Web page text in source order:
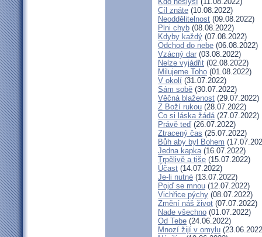
Cíl znáte (10.08.2022)
Neoddělitelnost (09.08.2022)
Plni chyb (08.08.2022)
Kdyby každý (07.08.2022)
Odchod do nebe (06.08.2022)
Vzácný dar (03.08.2022)
Nelze vyjádřit (02.08.2022)
Milujeme Toho (01.08.2022)
V okolí (31.07.2022)
Sám sobě (30.07.2022)
Věčná blaženost (29.07.2022)
Z Boží rukou (28.07.2022)
Co si láska žádá(27.07.2022)
Právě teď (26.07.2022)
Ztracený čas (25.07.2022)
Bůh aby byl Bohem
Jedna kapka(16.07.2022)
Trpělivě a tiše (15.07.2022)
Účast (14.07.2022)
Je-li nutné (13.07.2022)
Pojď se mnou (12.07.2022)
Vichřice pýchy (08.07.2022)
Změní náš život (07.07.2022)
Nade všechno (01.07.2022)
Od Tebe (24.06.2022)
Mnozí žijí v omylu